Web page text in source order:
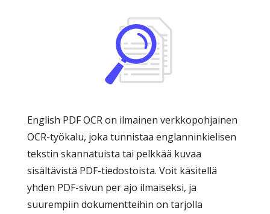
English PDF OCR on ilmainen verkkopohjainen
OCR-työkalu, joka tunnistaa englanninkielisen
tekstin skannatuista tai pelkkää kuvaa
sisältävistä PDF-tiedostoista. Voit käsitellä
yhden PDF-sivun per ajo ilmaiseksi, ja
suurempiin dokumentteihin on tarjolla